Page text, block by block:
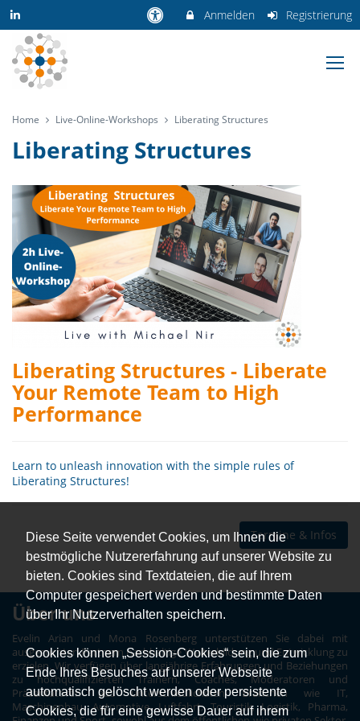
Diese Seite verwendet Cookies, um Ihnen die
bestmögliche Nutzererfahrung auf unserer Website zu
bieten. Cookies sind Textdateien, die auf Ihrem
Computer gespeichert werden und bestimmte Daten
über Ihr Nutzerverhalten speichern.
Cookies können „Session-Cookies“ sein, die zum
Ende Ihres Besuches auf unserer Webseite
automatisch gelöscht werden oder persistente
Cookies, die für eine gewisse Dauer auf ihrem
Anmelden Registrierung
Home Live-Online-Workshops Liberating Structures
Liberating Structures
Liberating Structures - Liberate
Your Remote Team to High
Performance
Learn to unleash innovation with the simple rules of
Liberating Structures!
Termine & Infos
Über uns
Evelin Arian und Mona Rosenberg unterstützen Sie dabei mit
ausgesuchten Partnern nachhaltige Weiterbildung und Entwicklung zu
erzielen. Wir verfügen über langjährige Erfahrungen und Beziehungen
zu hochqualifizierten Trainern, Coaches, Moderatoren und
Präsentatoren aus unterschiedlichsten Branchen wie IT,
Maschinenbau, Automotive, Luftfahrt, Touristik, Logistik, Pharma,